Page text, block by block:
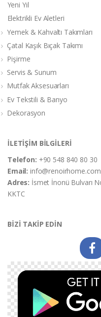
Yeni Yıl
Elektrikli Ev Aletleri
Yemek & Kahvaltı Takımları
Çatal Kaşık Bıçak Takımı
Pişirme
Servis & Sunum
Mutfak Aksesuarları
Ev Tekstili & Banyo
Dekorasyon
İLETİŞİM BİLGİLERİ
Telefon: +90 548 840 80 30
Email:info@renoirhome.com
Adres: İsmet İnonü Bulvarı
KKTC
BİZİ TAKİP EDİN